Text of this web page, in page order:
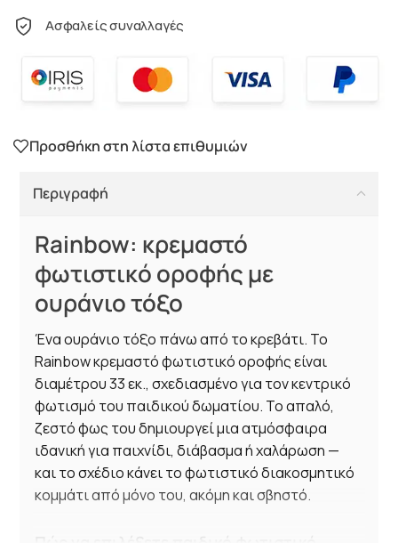
Ασφαλείς συναλλαγές
Προσθήκη στη λίστα επιθυμιών
Περιγραφή
Rainbow: κρεμαστό
φωτιστικό οροφής με
ουράνιο τόξο
Ένα ουράνιο τόξο πάνω από το κρεβάτι. Το
Rainbow κρεμαστό φωτιστικό οροφής είναι
διαμέτρου 33 εκ., σχεδιασμένο για τον κεντρικό
φωτισμό του παιδικού δωματίου. Το απαλό,
ζεστό φως του δημιουργεί μια ατμόσφαιρα
ιδανική για παιχνίδι, διάβασμα ή χαλάρωση —
και το σχέδιο κάνει το φωτιστικό διακοσμητικό
κομμάτι από μόνο του, ακόμη και σβηστό.